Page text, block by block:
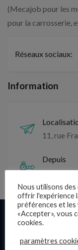
(Mecajob pour les
pour la carrosserie,
Réseaux sociaux:
Information
11, rue
Depuis
2012
Liens rapides
Présentation
Nous utilisons
offrir l'expérience
préférences et les
«Accepter», vous
cookies.
paramètres